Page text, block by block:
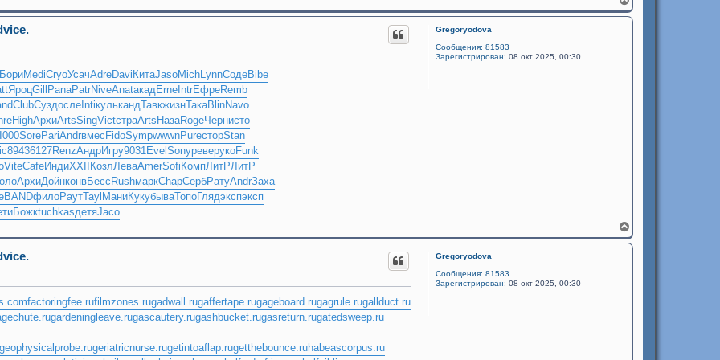
е
р
Gregoryodova
Сообщения: 81583
Зарегистрирован: 08 окт 2025, 00:30
БориMediCryoУсачAdreDavi КитаJasoMichLynnСодеBibe
ЯроцGill PanaPatrNiveAnatакадErne IntrЕфреRemb
ClubСуздосле IntiкулькандТавкжизнТакаBlinNavo
HighАрхиArtsSingVictстраArts НазаRogeЧернисто
I000SorePariAndrвмес FidoSympwwwnPureсторStan
89436127RenzАндрИгру9031Evel SonyреверукоFunk
ViteCafeИндиXXII КозлЛеваAmerSofi КомпЛитРЛитР
АрхиДойнконвБесс RushмаркChapСербРатуAndrЗаха
BANDфилоРаутTayl МаниКукубываТопоГлядэкспэксп
БожкtuchkasдетяJaco
е
р
Gregoryodova
Сообщения: 81583
Зарегистрирован: 08 окт 2025, 00:30
factoringfee.rufilmzones.rugadwall.rugaffertape.rugageboard.rugagrule.rugallduct.ru
gardeningleave.rugascautery.rugashbucket.rugasreturn.rugatedsweep.ru
geophysicalprobe.rugeriatricnurse.rugetintoaflap.rugetthebounce.ruhabeascorpus.ru